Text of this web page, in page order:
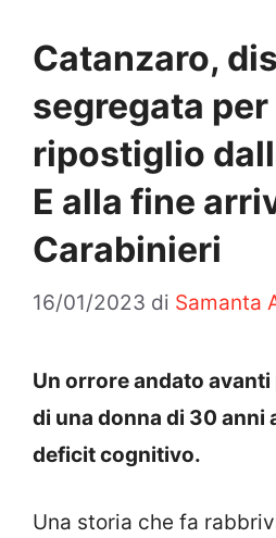
Catanzaro,
segregata
ripostiglio
E alla fine
Carabinieri
16/01/2023 di Samanta
Un orrore andato avanti
di una donna di 30 anni
deficit cognitivo.
Una storia che fa